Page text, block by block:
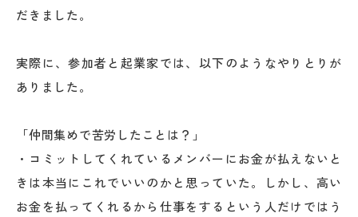
だきました。
実際に、参加者と起業家では、以下のようなやりとりが
ありました。
「仲間集めで苦労したことは？」
・コミットしてくれているメンバーにお金が払えないと
きは本当にこれでいいのかと思っていた。しかし、高い
お金を払ってくれるから仕事をするという人だけではう